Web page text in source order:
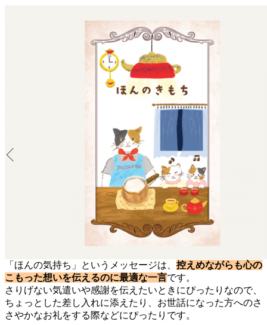
「ほんの気持ち」というメッセージは、 控えめながらも心の
こもった想いを伝えるのに最適な一言です。
さりげない気遣いや感謝を伝えたいときにぴったりなので、
ちょっとした差し入れに添えたり、お世話になった方へのさ
さやかなお礼をする際などにぴったりです。